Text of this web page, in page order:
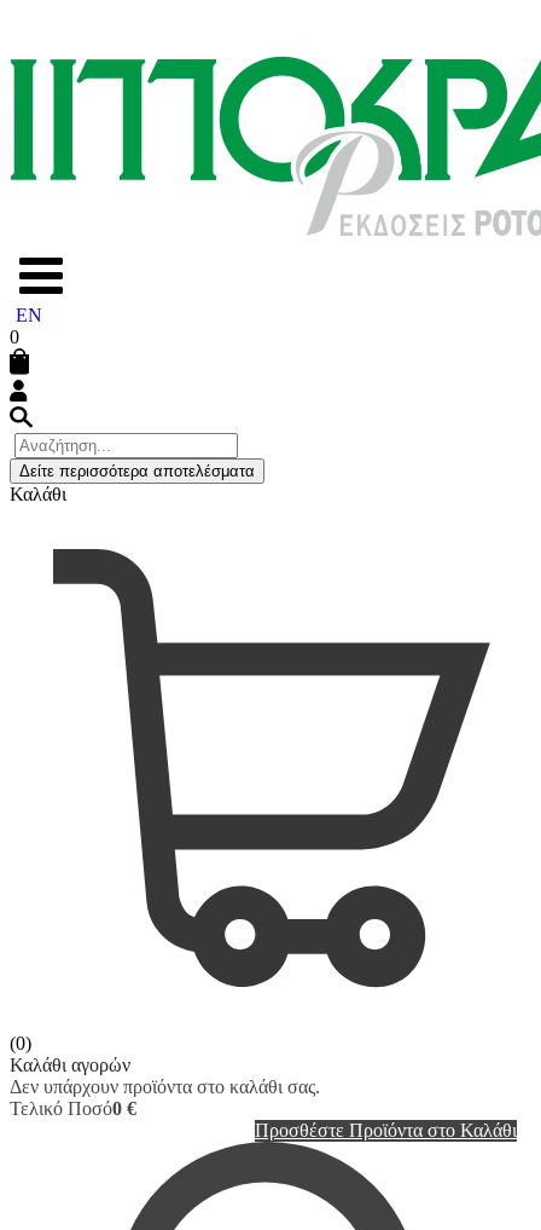
EN
0
Δείτε περισσότερα αποτελέσματα
Καλάθι
(0)
Καλάθι αγορών
Δεν υπάρχουν προϊόντα στο καλάθι σας.
Τελικό Ποσό0 €
Προσθέστε Προϊόντα στο Καλάθι